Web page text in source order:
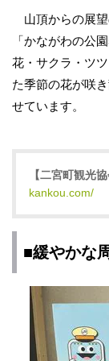
山頂からの展望
「かながわの公
花・サクラ・ツ
た季節の花が咲
せています。
【二宮町観光協
kankou.com/
■緩やかな